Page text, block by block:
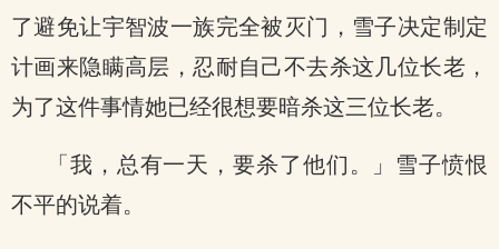
了避免让宇智波一族完全被灭门，雪子决定制定
计画来隐瞒高层，忍耐自己不去杀这几位长老，
为了这件事情她已经很想要暗杀这三位长老。
「我，总有一天，要杀了他们。」雪子愤恨
不平的说着。